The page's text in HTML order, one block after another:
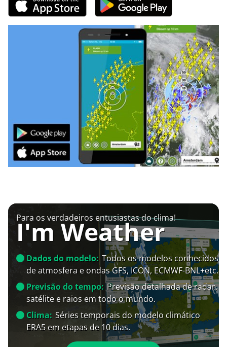
Para os verdadeiros entusiastas do clima!
I'm Weather
Dados do modelo: Todos os modelos conhecidos
de atmosfera e ondas GFS, ICON, ECMWF-BNL+etc.
Previsão do tempo: Previsão detalhada de radar,
satélite e raios em todo o mundo.
Clima: Séries temporais do modelo climático
ERA5 em etapas de 10 dias.